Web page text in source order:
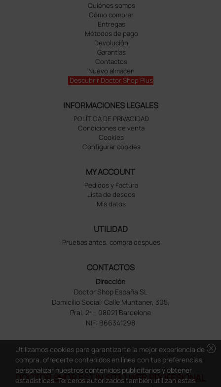
Quiénes somos
Cómo comprar
Entregas
Métodos de pago
Devolución
Garantías
Contactos
Nuevo almacén
Descubrir Doctor Shop Plus
INFORMACIONES LEGALES
POLÍTICA DE PRIVACIDAD
Condiciones de venta
Cookies
Configurar cookies
MY ACCOUNT
Pedidos y Factura
Lista de deseos
Mis datos
UTILIDAD
Pruebas antes, compra despues
CONTACTOS
Dirección
Doctor Shop España SL
Domicilio Social: Calle Muntaner, 305,
Pral. 2ª – 08021 Barcelona
NIF: B66341298
DOCTOR SHOP ES UN SITIO WEB PROFESIONAL
cancel
Utilizamos cookies para garantizarte la mejor experiencia de
compra, ofrecerte contenidos en línea con tus preferencias,
personalizar nuestros contenidos publicitarios y obtener
estadísticas. Terceros autorizados también utilizan estas